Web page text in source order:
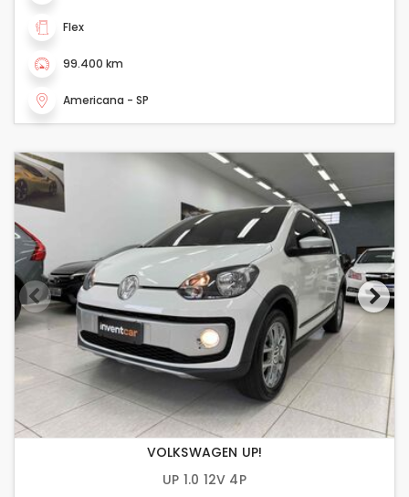
Flex
99.400 km
Americana - SP
VOLKSWAGEN UP!
UP 1.0 12V 4P